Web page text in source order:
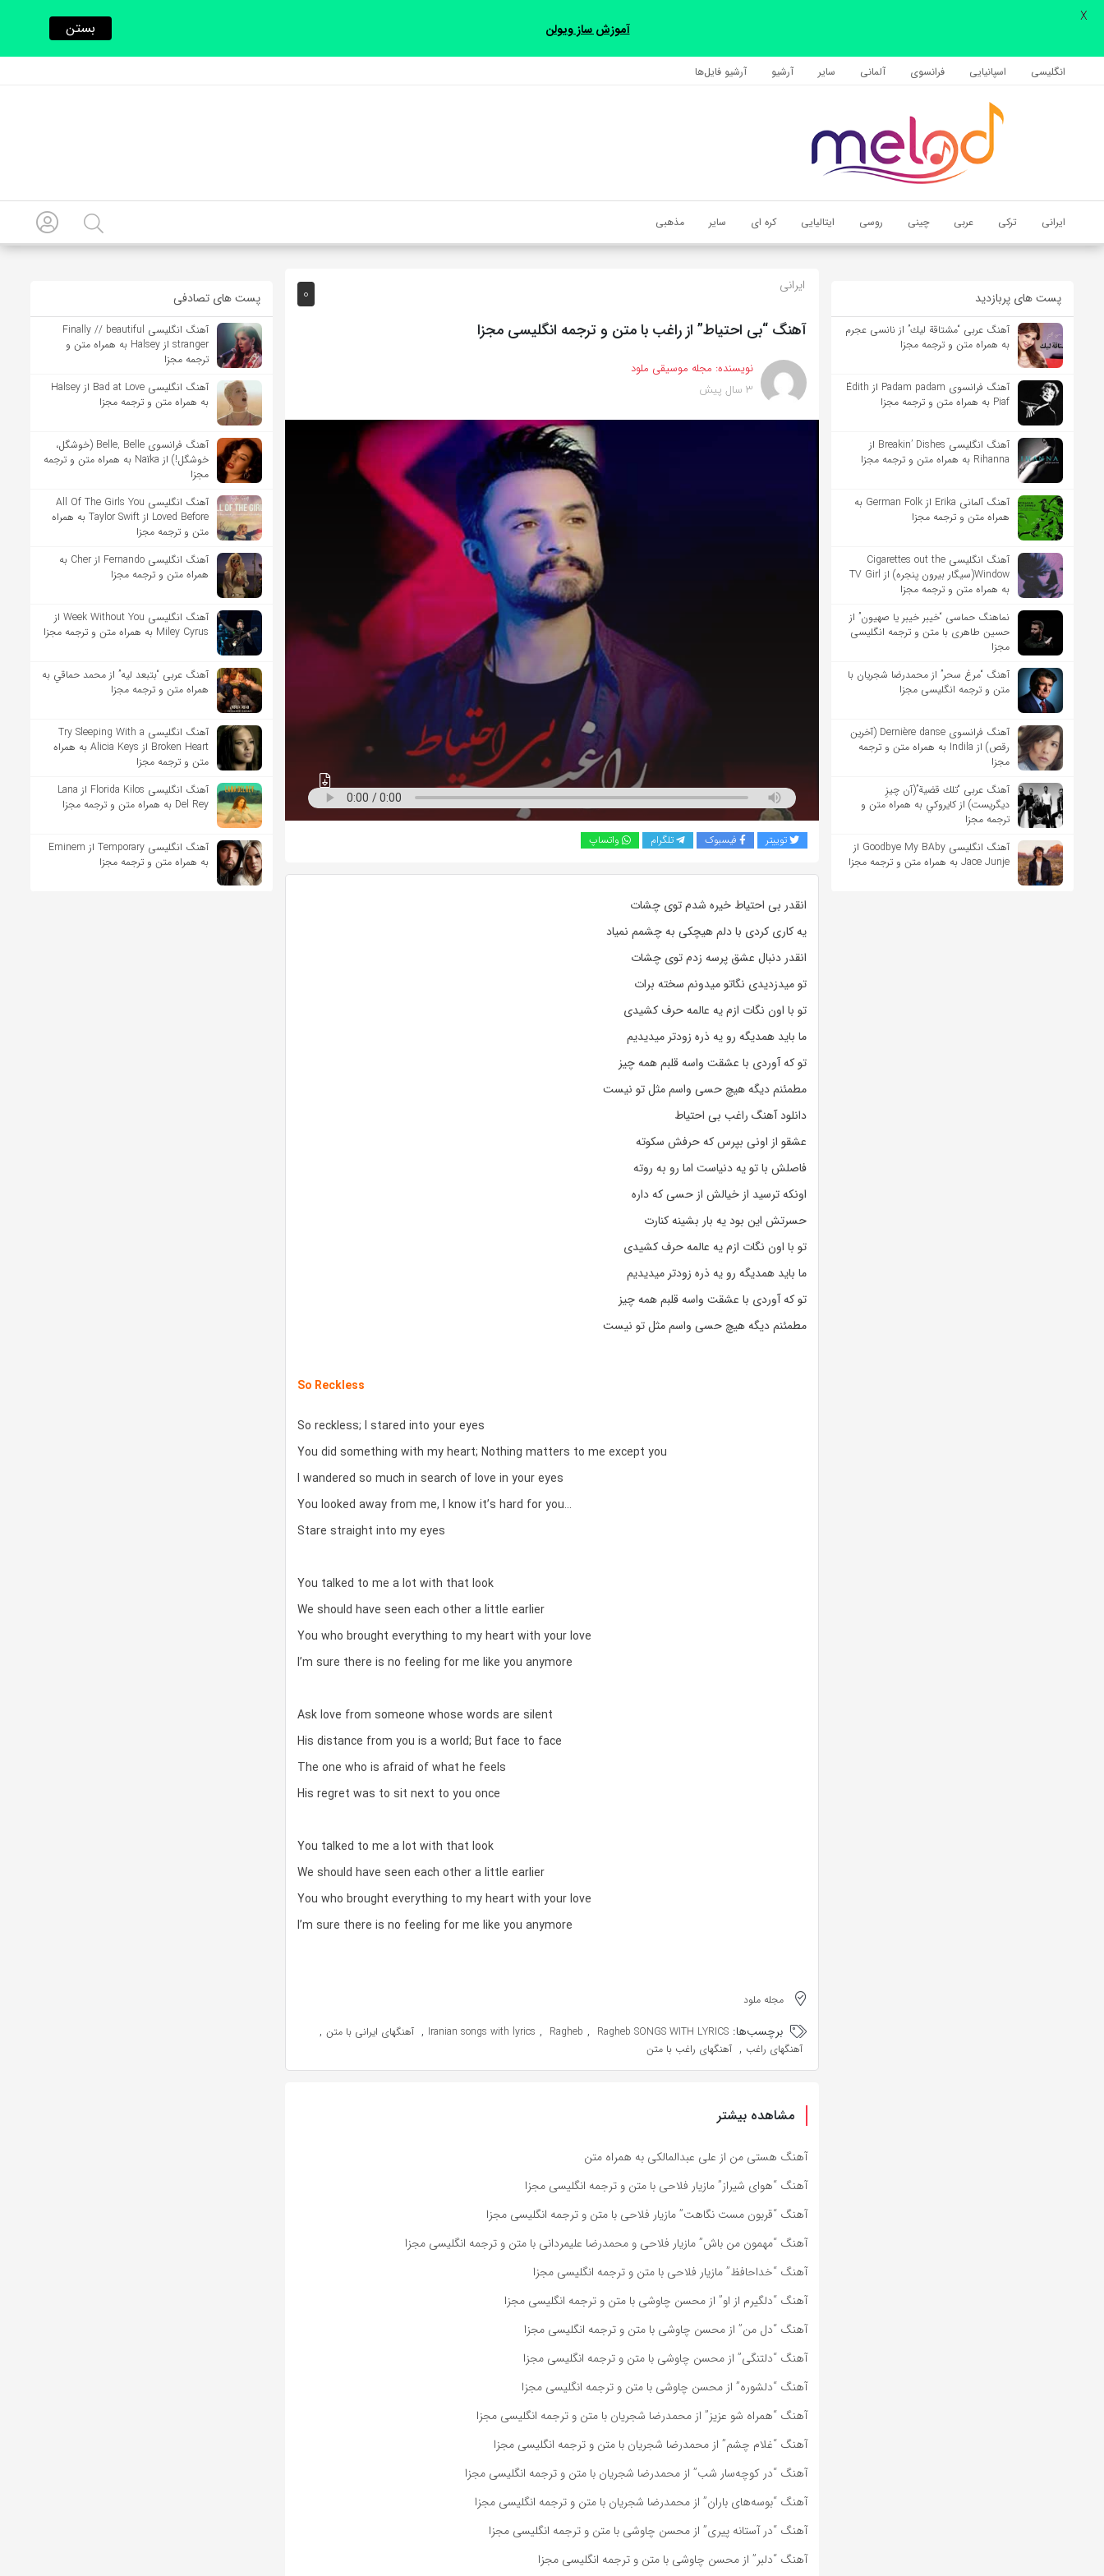
انگلیسی اسپانیایی فرانسوی آلمانی سایر آرشیو آرشیو فایل‌‎ها
ایرانی ترکی عربی چینی روسی ایتالیایی کره ای سایر مذهبی
اشتراک گذاری
با استفاده از روش‌های زیر می‌توانید این صفحه را با دوستان خود به
کپی لینک
پست های پربازدید
آهنگ عربی “مشتاقة لیك” از نانسی عجرم
به همراه متن و ترجمه مجزا
آهنگ فرانسوی Padam padam از Édith
Piaf به همراه متن و ترجمه مجزا
آهنگ انگلیسی Breakin’ Dishes از
Rihanna به همراه متن و ترجمه مجزا
آهنگ آلمانی Erika از German Folk به
همراه متن و ترجمه مجزا
آهنگ انگلیسی Cigarettes out the
Window(سیگار بیرون پنجره) از TV Girl
به همراه متن و ترجمه مجزا
نماهنگ حماسی “خیبر خیبر یا صهیون” از
حسین طاهری با متن و ترجمه انگلیسی
مجزا
آهنگ “مرغ سحر” از محمدرضا شجریان با
متن و ترجمه انگلیسی مجزا
آهنگ فرانسوی Dernière danse (آخرین
رقص) از Indila به همراه متن و ترجمه
مجزا
آهنگ عربی “تلك قضية”(آن چیزِ
دیگریست) از كايروكي به همراه متن و
ترجمه مجزا
آهنگ انگلیسی Goodbye My BAby از
Jace Junje به همراه متن و ترجمه مجزا
0 ایرانی
آهنگ “بی احتیاط” از راغب با متن و ترجمه انگلیسی مجزا
نویسنده: مجله موسیقی ملود
3 سال پیش
توییتر فیسبوک تلگرام واتساپ
انقدر بی احتیاط خیره شدم توی چشات
یه کاری کردی با دلم هیچکی به چشمم نمیاد
انقدر دنبال عشق پرسه زدم توی چشات
تو میدزدیدی نگاتو میدونم سخته برات
تو با اون نگات ازم یه عالمه حرف کشیدی
ما باید همدیگه رو یه ذره زودتر میدیدیم
تو که آوردی با عشقت واسه قلبم همه چیز
مطمئنم دیگه هیچ حسی واسم مثل تو نیست
دانلود آهنگ راغب بی احتیاط
عشقو از اونی بپرس که حرفش سکوته
فاصلش با تو یه دنیاست اما رو به روته
اونکه ترسید از خیالش از حسی که داره
حسرتش این بود یه بار بشینه کنارت
تو با اون نگات ازم یه عالمه حرف کشیدی
ما باید همدیگه رو یه ذره زودتر میدیدیم
تو که آوردی با عشقت واسه قلبم همه چیز
مطمئنم دیگه هیچ حسی واسم مثل تو نیست
So Reckless
So reckless; I stared into your eyes
You did something with my heart; Nothing matters to me except you
I wandered so much in search of love in your eyes
You looked away from me, I know it’s hard for you…
Stare straight into my eyes
You talked to me a lot with that look
We should have seen each other a little earlier
You who brought everything to my heart with your love
I’m sure there is no feeling for me like you anymore
Ask love from someone whose words are silent
His distance from you is a world; But face to face
The one who is afraid of what he feels
His regret was to sit next to you once
You talked to me a lot with that look
We should have seen each other a little earlier
You who brought everything to my heart with your love
I’m sure there is no feeling for me like you anymore
مجله ملود
برچسب‌ها: Iranian songs with lyrics , Ragheb , Ragheb SONGS WITH LYRICS
, آهنگهای ایرانی با متن ,
آهنگهای راغب , آهنگهای راغب با متن
مشاهده بیشتر
آهنگ هستی من از علی عبدالمالکی به همراه متن
آهنگ “هوای شیراز” مازیار فلاحی با متن و ترجمه انگلیسی مجزا
آهنگ “قربون مست نگاهت” مازیار فلاحی با متن و ترجمه انگلیسی مجزا
آهنگ “مهمون من باش” مازیار فلاحی و محمدرضا علیمردانی با متن و ترجمه انگلیسی مجزا
آهنگ “خداحافظ” مازیار فلاحی با متن و ترجمه انگلیسی مجزا
آهنگ “دلگیرم از او” از محسن چاوشی با متن و ترجمه انگلیسی مجزا
آهنگ “دل من” از محسن چاوشی با متن و ترجمه انگلیسی مجزا
آهنگ “دلتنگی” از محسن چاوشی با متن و ترجمه انگلیسی مجزا
آهنگ “دلشوره” از محسن چاوشی با متن و ترجمه انگلیسی مجزا
آهنگ “همراه شو عزیز” از محمدرضا شجریان با متن و ترجمه انگلیسی مجزا
آهنگ “غلام چشم” از محمدرضا شجریان با متن و ترجمه انگلیسی مجزا
آهنگ “در کوچه‌سار شب” از محمدرضا شجریان با متن و ترجمه انگلیسی مجزا
آهنگ “بوسه‌های باران” از محمدرضا شجریان با متن و ترجمه انگلیسی مجزا
آهنگ “در آستانه پیری” از محسن چاوشی با متن و ترجمه انگلیسی مجزا
آهنگ “دلبر” از محسن چاوشی با متن و ترجمه انگلیسی مجزا
پست های تصادفی
آهنگ انگلیسی Finally // beautiful
stranger از Halsey به همراه متن و
ترجمه مجزا
آهنگ انگلیسی Bad at Love از Halsey
به همراه متن و ترجمه مجزا
آهنگ فرانسوی Belle, Belle (خوشگل،
خوشگل!) از Naïka به همراه متن و ترجمه
مجزا
آهنگ انگلیسی All Of The Girls You
Loved Before از Taylor Swift به همراه
متن و ترجمه مجزا
آهنگ انگلیسی Fernando از Cher به
همراه متن و ترجمه مجزا
آهنگ انگلیسی Week Without You از
Miley Cyrus به همراه متن و ترجمه مجزا
آهنگ عربی “بتبعد ليه” از محمد حماقي به
همراه متن و ترجمه مجزا
آهنگ انگلیسی Try Sleeping With a
Broken Heart از Alicia Keys به همراه
متن و ترجمه مجزا
آهنگ انگلیسی Florida Kilos از Lana
Del Rey به همراه متن و ترجمه مجزا
آهنگ انگلیسی Temporary از Eminem
به همراه متن و ترجمه مجزا
آموزش ساز ویولن بستن
X